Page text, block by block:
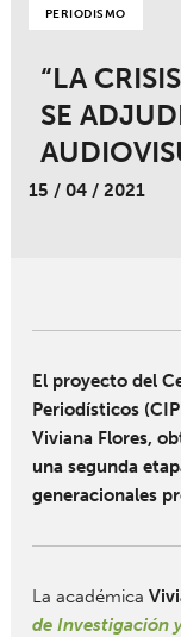
PERIODISMO
“LA
SE
15 / 04 / 2021
El proyecto del
Periodísticos
Viviana Flores,
una segunda
generacionales
La académica
de Investigación